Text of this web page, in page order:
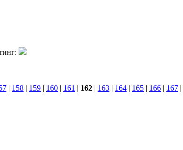
| 158 | 159 | 160 | 161 | 162 | 163 | 164 | 165 | 166 | 167 |